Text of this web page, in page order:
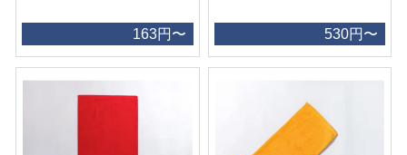
163円〜 530円〜